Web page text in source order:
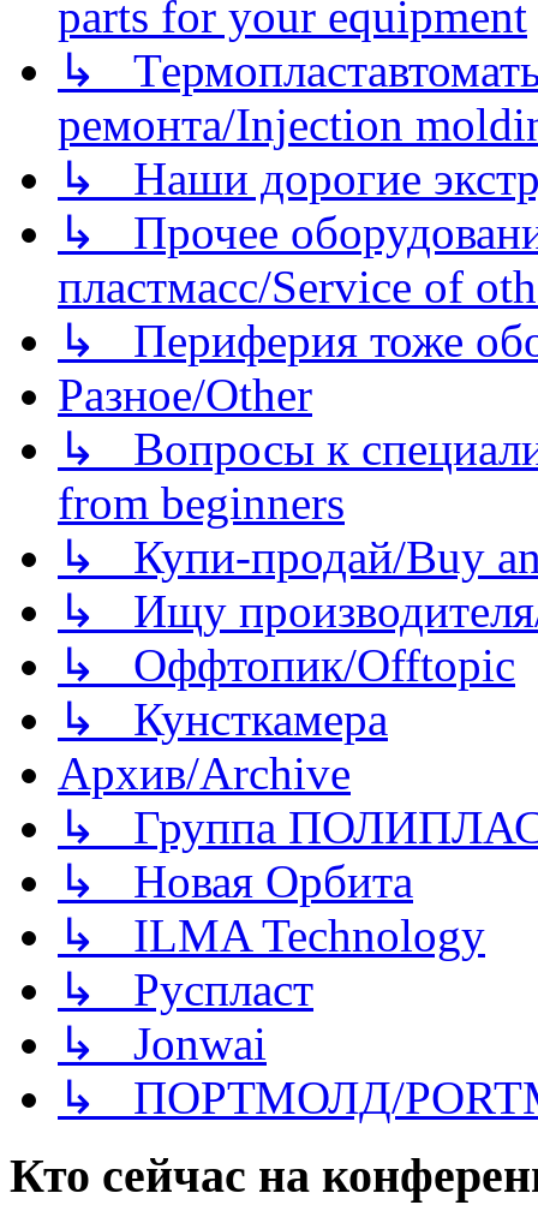
parts for your equipment
↳
ремонта/Injection
↳ Наши дорогие
↳ Прочее
пластмасс/Service of
↳ Периферия тоже
Разное/Other
↳ Вопросы к
from beginners
↳ Купи-продай/Buy
↳ Ищу
↳ Оффтопик/Offtopic
↳ Кунсткамера
Архив/Archive
↳ Группа
↳ Новая Орбита
↳ ILMA Technology
↳ Руспласт
↳ Jonwai
↳ ПОРТМОЛД/
Кто сейчас на